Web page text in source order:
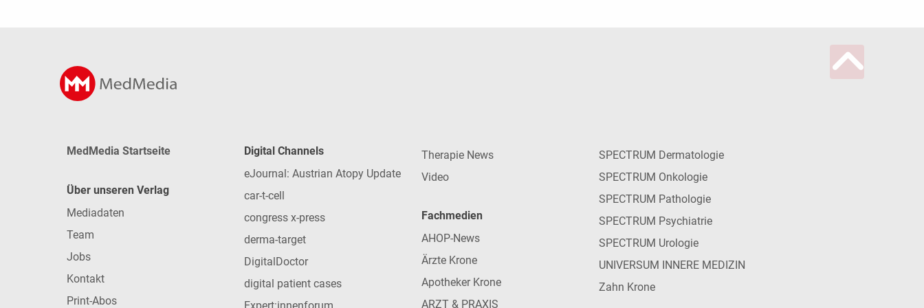
MedMedia Startseite
Über unseren Verlag
Mediadaten
Team
Jobs
Kontakt
Print-Abos
Digital Channels
eJournal: Austrian Atopy Update
car-t-cell
congress x-press
derma-target
DigitalDoctor
digital patient cases
Therapie News
Video
Fachmedien
AHOP-News
Ärzte Krone
Apotheker Krone
ARZT & PRAXIS
SPECTRUM Dermatologie
SPECTRUM Onkologie
SPECTRUM Pathologie
SPECTRUM Psychiatrie
SPECTRUM Urologie
UNIVERSUM INNERE MEDIZIN
Zahn Krone